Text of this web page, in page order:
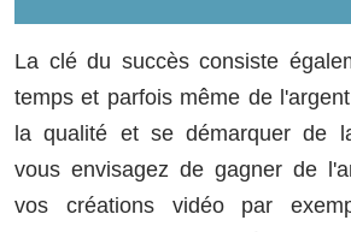
La clé du succès consiste
temps et parfois même de
la qualité et se démarquer de
vous envisagez de gagner de
vos créations vidéo par